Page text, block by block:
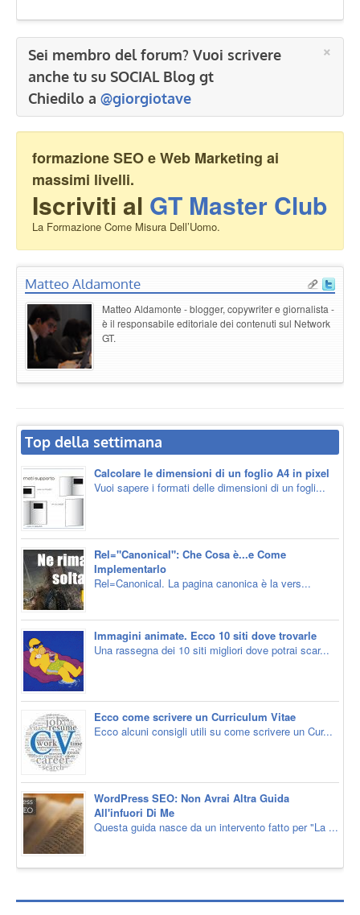
×
Sei membro del forum? Vuoi scrivere
anche tu su SOCIAL Blog gt
Chiedilo a @giorgiotave
formazione SEO e Web Marketing ai
massimi livelli.
Iscriviti al GT Master Club
La Formazione Come Misura Dell’Uomo.
Matteo Aldamonte
Matteo Aldamonte - blogger, copywriter e giornalista -
è il responsabile editoriale dei contenuti sul Network
GT.
Top della settimana
Calcolare le dimensioni di un foglio A4 in pixel
Vuoi sapere i formati delle dimensioni di un fogli...
Rel="Canonical": Che Cosa è...e Come
Implementarlo
Rel=Canonical. La pagina canonica è la vers...
Immagini animate. Ecco 10 siti dove trovarle
Una rassegna dei 10 siti migliori dove potrai scar...
Ecco come scrivere un Curriculum Vitae
Ecco alcuni consigli utili su come scrivere un Cur...
WordPress SEO: Non Avrai Altra Guida
All'infuori Di Me
Questa guida nasce da un intervento fatto per "La ...